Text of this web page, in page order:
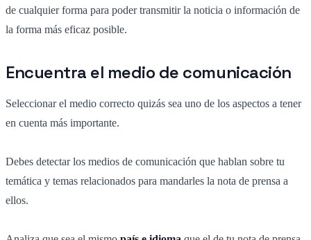
de cualquier forma para poder transmitir la noticia o información de
la forma más eficaz posible.
Encuentra el medio de comunicación
Seleccionar el medio correcto quizás sea uno de los aspectos a tener
en cuenta más importante.
Debes detectar los medios de comunicación que hablan sobre tu
temática y temas relacionados para mandarles la nota de prensa a
ellos.